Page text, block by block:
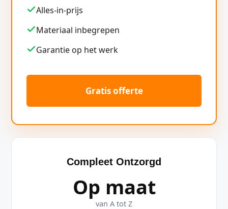
Alles-in-prijs
Materiaal inbegrepen
Garantie op het werk
Gratis offerte
Compleet Ontzorgd
Op maat
van A tot Z